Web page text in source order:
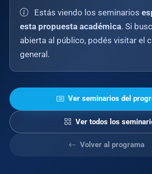
Estás viendo los seminarios
esta propuesta académica. Si
abierta al público, podés visitar el
general.
Ver seminarios del
Ver todos los
Volver al programa